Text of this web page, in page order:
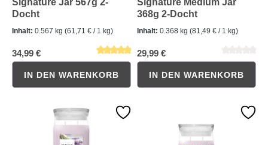
Docht
Inhalt: 0.567 kg (61,71 € / 1 kg)
34,99 €
IN DEN WARENKORB
368g 2-Docht
Inhalt: 0.368 kg (81,49 € / 1 kg)
29,99 €
IN DEN WARENKORB